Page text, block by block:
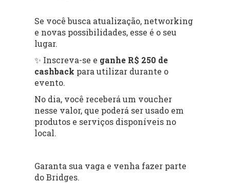
Se você busca atualização, networking
e novas possibilidades, esse é o seu
lugar.
✨ Inscreva-se e ganhe R$ 250 de
cashback para utilizar durante o
evento.
No dia, você receberá um voucher
nesse valor, que poderá ser usado em
produtos e serviços disponíveis no
local.
Garanta sua vaga e venha fazer parte
do Bridges.